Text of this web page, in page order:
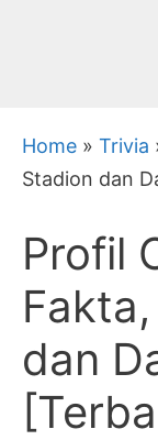
Home » Trivia
Stadion dan
Profil
dan